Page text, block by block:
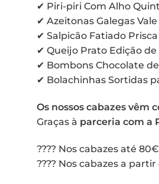
✔ Piri-piri Com Alho
✔ Azeitonas Galegas
✔ Salpicão Fatiado
✔ Queijo Prato Edição
✔ Bombons Chocolate
✔ Bolachinhas Sortidas
Os nossos cabazes vêm
Graças à parceria com a
???? Nos cabazes até
???? Nos cabazes a